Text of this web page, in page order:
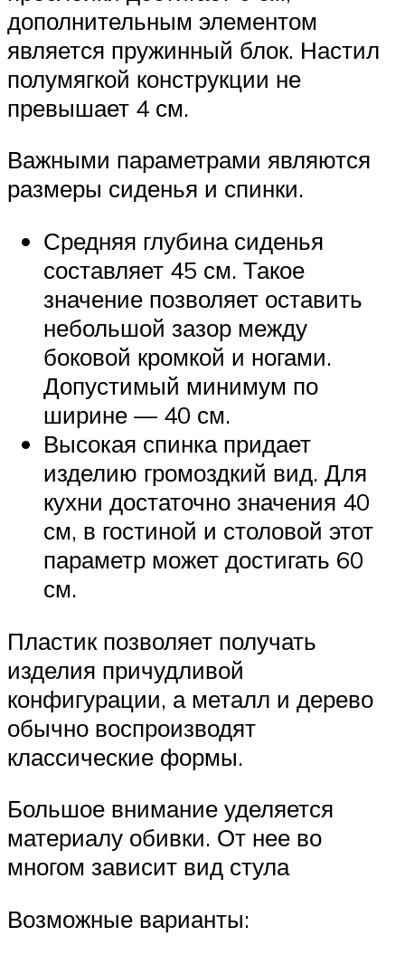
дополнительным элементом
является пружинный блок. Настил
полумягкой конструкции не
превышает 4 см.
Важными параметрами являются
размеры сиденья и спинки.
Средняя глубина сиденья
составляет 45 см. Такое
значение позволяет оставить
небольшой зазор между
боковой кромкой и ногами.
Допустимый минимум по
ширине — 40 см.
Высокая спинка придает
изделию громоздкий вид. Для
кухни достаточно значения 40
см, в гостиной и столовой этот
параметр может достигать 60
см.
Пластик позволяет получать
изделия причудливой
конфигурации, а металл и дерево
обычно воспроизводят
классические формы.
Большое внимание уделяется
материалу обивки. От нее во
многом зависит вид стула
Возможные варианты: